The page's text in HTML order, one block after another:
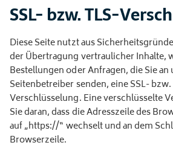
SSL- bzw. TLS-
Diese Seite nutzt aus
der Übertragung vertraulicher Inhalte,
Bestellungen oder Anfragen, die Sie an
Seitenbetreiber senden, eine SSL-
Verschlüsselung. Eine verschlüsselte
Sie daran, dass die Adresszeile des
auf „https://“ wechselt und an dem
Browserzeile.